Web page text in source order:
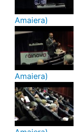
Amaiera)
Amaiera)